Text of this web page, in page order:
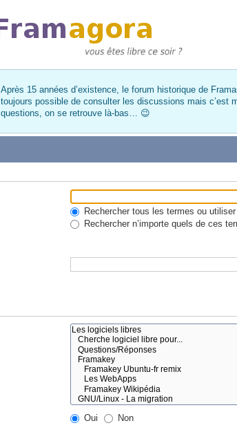
Après 15 années d’existence, le forum historique de
toujours possible de consulter les discussions mais c’est
questions, on se retrouve là-bas… 😉
Rechercher tous les termes ou
Rechercher n’importe quels de ces
Oui
Non